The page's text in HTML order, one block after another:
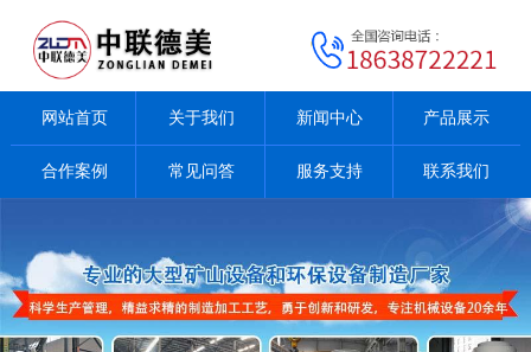
网站首页 关于我们 新闻中心 产品展示
合作案例 常见问答 服务支持 联系我们